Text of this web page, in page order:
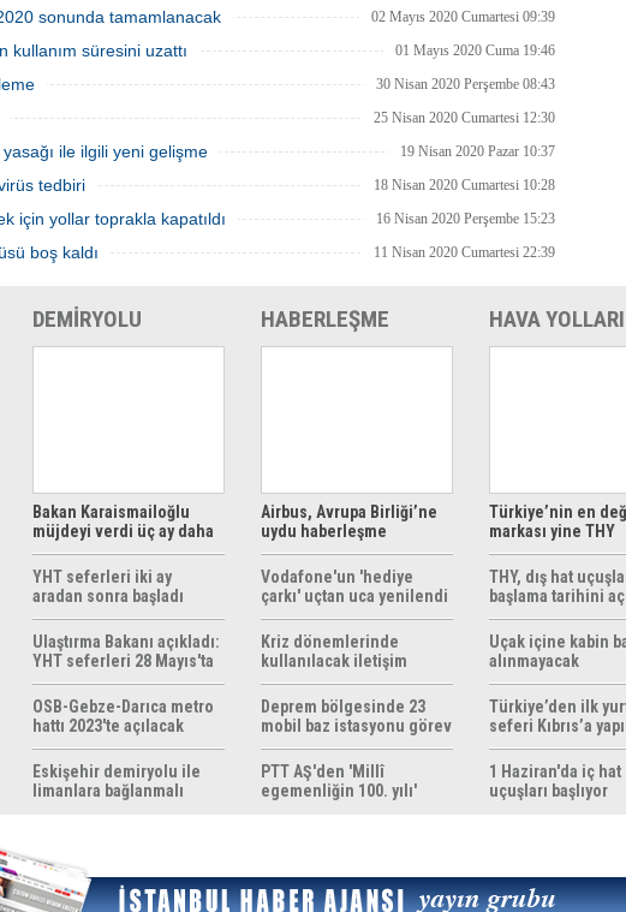
sonunda tamamlanacak 02 Mayıs 2020 Cumartesi 09:39
kullanım süresini uzattı 01 Mayıs 2020 Cuma 19:46
30 Nisan 2020 Perşembe 08:43
25 Nisan 2020 Cumartesi 12:30
ile ilgili yeni gelişme 19 Nisan 2020 Pazar 10:37
tedbiri 18 Nisan 2020 Cumartesi 10:28
için yollar toprakla kapatıldı 16 Nisan 2020 Perşembe 15:23
boş kaldı 11 Nisan 2020 Cumartesi 22:39
DEMİRYOLU
Bakan Karaismailoğlu
müjdeyi verdi üç ay daha
ücretsiz
YHT seferleri iki ay
aradan sonra başladı
Ulaştırma Bakanı açıkladı:
YHT seferleri 28 Mayıs'ta
başlıyor
OSB-Gebze-Darıca metro
hattı 2023'te açılacak
Eskişehir demiryolu ile
limanlara bağlanmalı
HABERLEŞME
Airbus, Avrupa Birliği’ne
uydu haberleşme
çözümleri sunuyor
Vodafone'un 'hediye
çarkı' uçtan uca yenilendi
Kriz dönemlerinde
kullanılacak iletişim
yöntemleri rehberi
hazırlandı
Deprem bölgesinde 23
mobil baz istasyonu görev
yapıyor
PTT AŞ'den 'Millî
egemenliğin 100. yılı'
HAVA YOLLARI
Türkiye’nin en
markası yine THY
THY, dış hat
başlama tarihini
Uçak içine kabin
alınmayacak
Türkiye’den ilk yurt
seferi Kıbrıs’a
1 Haziran'da iç hat
uçuşları başlıyor